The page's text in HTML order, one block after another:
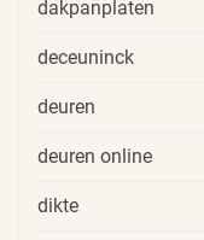
dakpanplaten
deceuninck
deuren
deuren online
dikte